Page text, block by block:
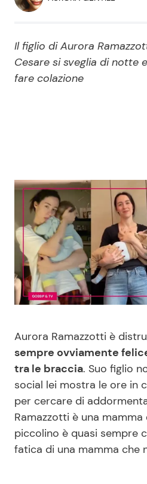
Economia
Persone Scomparse
Politica
News Cinema
News Musica
News Spettacolo
Benessere
Moda e Style
Mondo Mamma
News benessere
Salute
Il figlio di Aurora
Cesare si sveglia di notte
fare colazione
Aurora Ramazzotti è
sempre ovviamente
tra le braccia. Suo figlio
social lei mostra le ore in
per cercare di
Ramazzotti è una mamma
piccolino è quasi sempre
fatica di una mamma che